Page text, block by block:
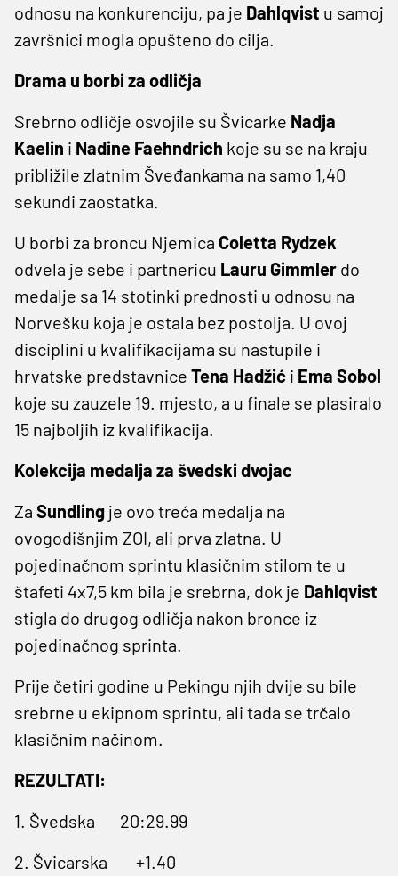
odnosu na konkurenciju, pa je Dahlqvist u samoj
završnici mogla opušteno do cilja.
Drama u borbi za odličja
Srebrno odličje osvojile su Švicarke Nadja
Kaelin i Nadine Faehndrich koje su se na kraju
približile zlatnim Šveđankama na samo 1,40
sekundi zaostatka.
U borbi za broncu Njemica Coletta Rydzek
odvela je sebe i partnericu Lauru Gimmler do
medalje sa 14 stotinki prednosti u odnosu na
Norvešku koja je ostala bez postolja. U ovoj
disciplini u kvalifikacijama su nastupile i
hrvatske predstavnice Tena Hadžić i Ema Sobol
koje su zauzele 19. mjesto, a u finale se plasiralo
15 najboljih iz kvalifikacija.
Kolekcija medalja za švedski dvojac
Za Sundling je ovo treća medalja na
ovogodišnjim ZOI, ali prva zlatna. U
pojedinačnom sprintu klasičnim stilom te u
štafeti 4x7,5 km bila je srebrna, dok je Dahlqvist
stigla do drugog odličja nakon bronce iz
pojedinačnog sprinta.
Prije četiri godine u Pekingu njih dvije su bile
srebrne u ekipnom sprintu, ali tada se trčalo
klasičnim načinom.
REZULTATI:
1. Švedska
20:29.99
2. Švicarska
+1.40